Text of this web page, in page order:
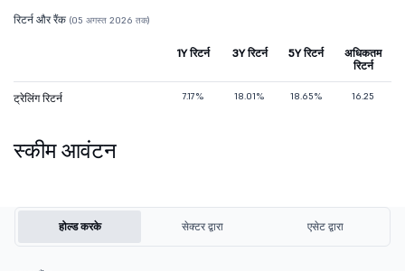
रिटर्न और रैंक (05 अगस्त 2026 तक)
1Y रिटर्न 3Y रिटर्न 5Y रिटर्न
अधिकतम
रिटर्न
ट्रेलिंग रिटर्न 7.17% 18.01% 18.65% 16.25
स्कीम आवंटन
होल्ड करके सेक्टर द्वारा एसेट द्वारा